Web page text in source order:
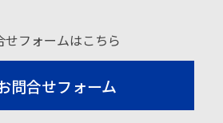
せフォームはこちら
問合せフォーム